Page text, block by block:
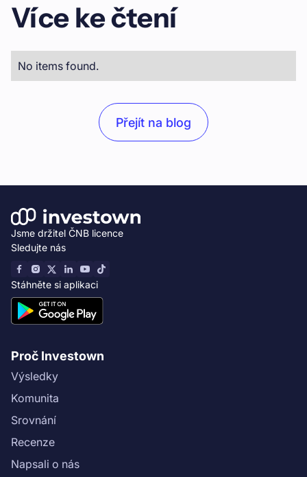
Více ke čtení
No items found.
Přejít na blog
Jsme držitel ČNB licence
Sledujte nás
Stáhněte si aplikaci
Proč Investown
Výsledky
Komunita
Srovnání
Recenze
Napsali o nás